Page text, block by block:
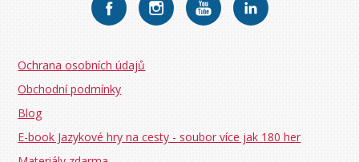
Ochrana osobních údajů
Obchodní podmínky
Blog
E-book Jazykové hry na cesty - soubor více jak 180 her